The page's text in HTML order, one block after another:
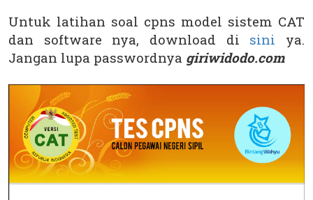
Untuk latihan soal cpns model sistem CAT
dan software nya, download di sini ya.
Jangan lupa passwordnya giriwidodo.com